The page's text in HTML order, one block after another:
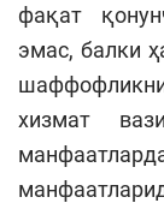
фақат
эмас, балки
хизмат